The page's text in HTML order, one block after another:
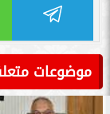
موضوعات